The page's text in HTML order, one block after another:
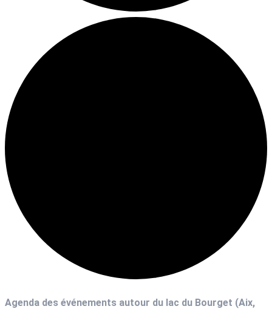
Agenda des événements autour du lac du Bourget (Aix,